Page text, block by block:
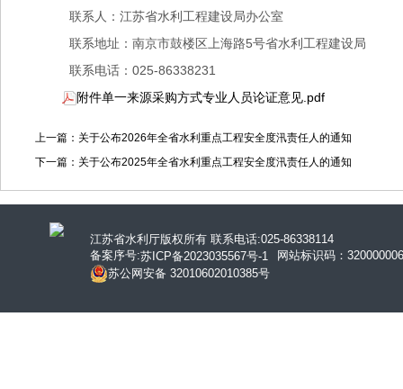
联系人：江苏省水利工程建设局办公室
联系地址：南京市鼓楼区上海路5号省水利工程建设局
联系电话：025-86338231
附件单一来源采购方式专业人员论证意见.pdf
上一篇：关于公布2026年全省水利重点工程安全度汛责任人的通知
下一篇：关于公布2025年全省水利重点工程安全度汛责任人的通知
江苏省水利厅版权所有 联系电话:025-86338114
备案序号:苏ICP备2023035567号-1
网站标识码：
苏公网安备 32010602010385号